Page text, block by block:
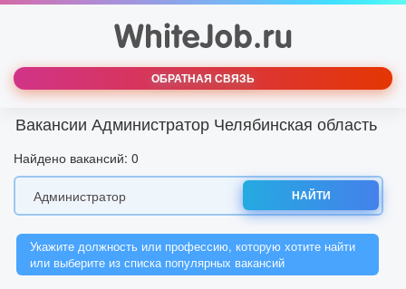
ОБРАТНАЯ СВЯЗЬ
Вакансии Администратор Челябинская область
Найдено вакансий: 0
НАЙТИ
Укажите должность или профессию, которую хотите найти
или выберите из списка популярных вакансий